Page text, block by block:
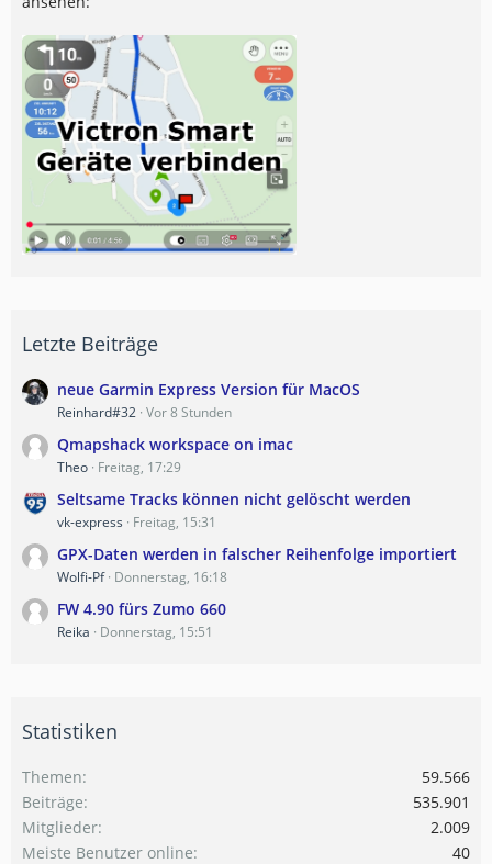
Letzte Beiträge
neue Garmin Express Version für MacOS
Reinhard#32 Vor 8 Stunden
Qmapshack workspace on imac
Theo Freitag, 17:29
Seltsame Tracks können nicht gelöscht werden
vk-express Freitag, 15:31
GPX-Daten werden in falscher Reihenfolge importiert
Wolfi-Pf Donnerstag, 16:18
FW 4.90 fürs Zumo 660
Reika Donnerstag, 15:51
Statistiken
Themen
59.566
Beiträge
535.901
Mitglieder
2.009
Meiste Benutzer online
40